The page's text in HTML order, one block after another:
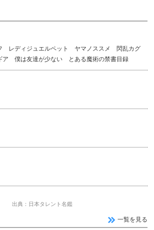
レディジュエルペット ヤマノススメ 閃乱カグ
ア 僕は友達が少ない とある魔術の禁書目録
出典：日本タレント名鑑
一覧を見る